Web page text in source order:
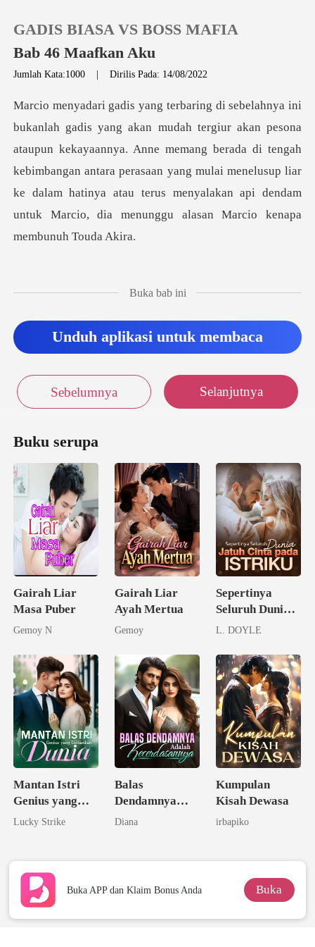
0
Pengisian Ulang
GADIS BIASA VS BOSS MAFIA
Bab 46 Maafkan Aku
Jumlah Kata:1000 |Dirilis Pada: 14/08/2022
upun kekayaannya. Anne memang berada di tengah
kebimbangan antara perasaan yang mulai menelusup liar
ke dalam
Buka bab ini
Unduh aplikasi untuk membaca
Sebelumnya Selanjutnya
Buku serupa
Gairah Liar
Masa Puber
Gemoy N
Gairah Liar
Ayah Mertua
Gemoy
Sepertinya
Seluruh Dunia
Jatuh Cinta
L. DOYLE
Mantan Istri
Genius yang
Diidamkan
Lucky Strike
Balas
Dendamnya
Adalah
Diana
Kumpulan
Kisah Dewasa
irbapiko
Buka APP dan Klaim Bonus Anda Buka